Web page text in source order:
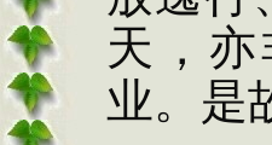
天，
业。 是